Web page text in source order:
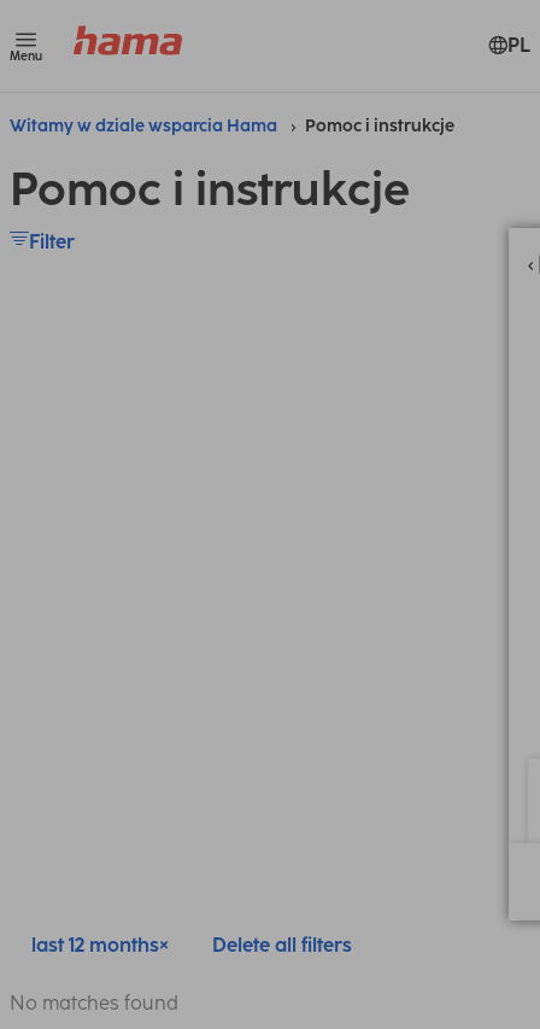
Menu PL
Witamy w dziale wsparcia Hama Pomoc i instrukcje
Pomoc i instrukcje
Filter
last 12 months Delete all filters
No matches found